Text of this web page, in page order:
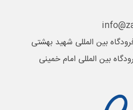
، فرودگاه بین المللی امام خمینی